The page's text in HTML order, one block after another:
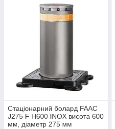
Стаціонарний болард FAAC
J275 F H600 INOX висота 600
мм, діаметр 275 мм